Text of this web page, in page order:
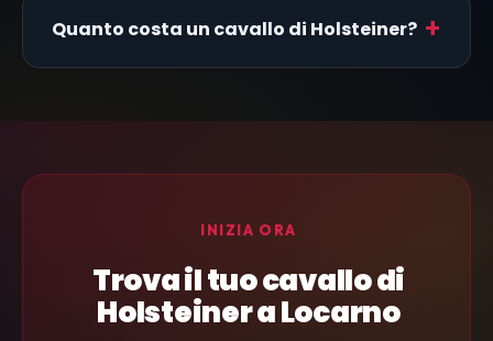
Quanto costa un cavallo di Holsteiner?
INIZIA ORA
Trova il tuo cavallo di
Holsteiner a Locarno